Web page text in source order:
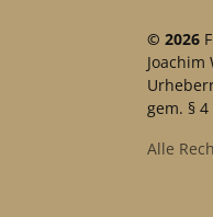
© 2026
Joachim
gem. §
Alle